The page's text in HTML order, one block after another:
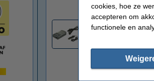
cookies, hoe ze
accepteren om
functionele en